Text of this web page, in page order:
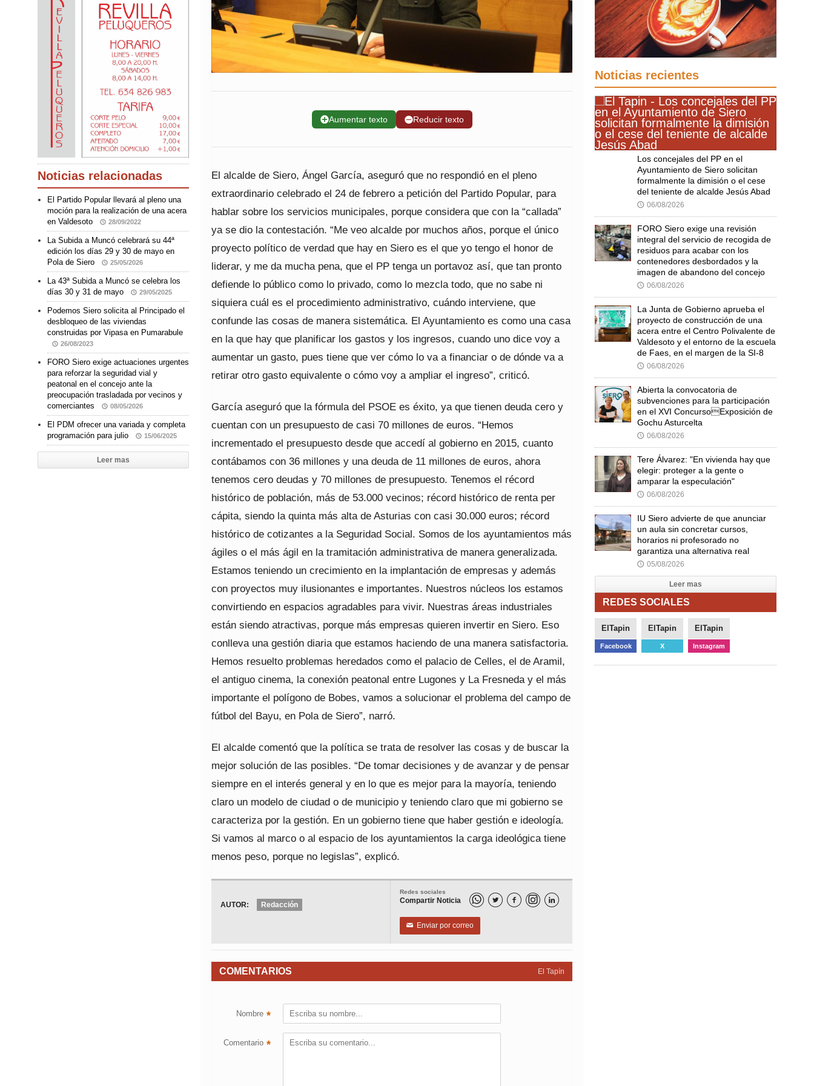
➕Aumentar texto ➖Reducir texto
El alcalde de Siero, Ángel García, aseguró que no respondió en el pleno
extraordinario celebrado el 24 de febrero a petición del Partido Popular, para
hablar sobre los servicios municipales, porque considera que con la “callada”
ya se dio la contestación. “Me veo alcalde por muchos años, porque el único
proyecto político de verdad que hay en Siero es el que yo tengo el honor de
liderar, y me da mucha pena, que el PP tenga un portavoz así, que tan pronto
defiende lo público como lo privado, como lo mezcla todo, que no sabe ni
siquiera cuál es el procedimiento administrativo, cuándo interviene, que
confunde las cosas de manera sistemática. El Ayuntamiento es como una casa
en la que hay que planificar los gastos y los ingresos, cuando uno dice voy a
aumentar un gasto, pues tiene que ver cómo lo va a financiar o de dónde va a
retirar otro gasto equivalente o cómo voy a ampliar el ingreso”, criticó.
García aseguró que la fórmula del PSOE es éxito, ya que tienen deuda cero y
cuentan con un presupuesto de casi 70 millones de euros. “Hemos
incrementado el presupuesto desde que accedí al gobierno en 2015, cuanto
contábamos con 36 millones y una deuda de 11 millones de euros, ahora
tenemos cero deudas y 70 millones de presupuesto. Tenemos el récord
histórico de población, más de 53.000 vecinos; récord histórico de renta per
cápita, siendo la quinta más alta de Asturias con casi 30.000 euros; récord
histórico de cotizantes a la Seguridad Social. Somos de los ayuntamientos más
ágiles o el más ágil en la tramitación administrativa de manera generalizada.
Estamos teniendo un crecimiento en la implantación de empresas y además
con proyectos muy ilusionantes e importantes. Nuestros núcleos los estamos
convirtiendo en espacios agradables para vivir. Nuestras áreas industriales
están siendo atractivas, porque más empresas quieren invertir en Siero. Eso
conlleva una gestión diaria que estamos haciendo de una manera satisfactoria.
Hemos resuelto problemas heredados como el palacio de Celles, el de Aramil,
el antiguo cinema, la conexión peatonal entre Lugones y La Fresneda y el más
importante el polígono de Bobes, vamos a solucionar el problema del campo de
fútbol del Bayu, en Pola de Siero”, narró.
El alcalde comentó que la política se trata de resolver las cosas y de buscar la
mejor solución de las posibles. “De tomar decisiones y de avanzar y de pensar
siempre en el interés general y en lo que es mejor para la mayoría, teniendo
claro un modelo de ciudad o de municipio y teniendo claro que mi gobierno se
caracteriza por la gestión. En un gobierno tiene que haber gestión e ideología.
Si vamos al marco o al espacio de los ayuntamientos la carga ideológica tiene
menos peso, porque no legislas”, explicó.
Redes sociales
Compartir Noticia   
✉ Enviar por correo
AUTOR: Redacción
El Tapín
COMENTARIOS
Nombre *
Comentario *
Noticias relacionadas
El Partido Popular llevará al pleno una
moción para la realización de una acera
en Valdesoto
28/09/2022
La Subida a Muncó celebrará su 44ª
edición los días 29 y 30 de mayo en
Pola de Siero
25/05/2026
La 43ª Subida a Muncó se celebra los
días 30 y 31 de mayo
29/05/2025
Podemos Siero solicita al Principado el
desbloqueo de las viviendas
construidas por Vipasa en Pumarabule
26/08/2023
FORO Siero exige actuaciones urgentes
para reforzar la seguridad vial y
peatonal en el concejo ante la
preocupación trasladada por vecinos y
comerciantes
08/05/2026
El PDM ofrecer una variada y completa
programación para julio
15/06/2025
Leer mas
Noticias recientes
Los concejales del PP en el
Ayuntamiento de Siero solicitan
formalmente la dimisión o el cese
del teniente de alcalde Jesús Abad
🕔 06/08/2026
FORO Siero exige una revisión
integral del servicio de recogida de
residuos para acabar con los
contenedores desbordados y la
imagen de abandono del concejo
🕔 06/08/2026
La Junta de Gobierno aprueba el
proyecto de construcción de una
acera entre el Centro Polivalente de
Valdesoto y el entorno de la escuela
de Faes, en el margen de la SI-8
🕔 06/08/2026
Abierta la convocatoria de
subvenciones para la participación
en el XVI ConcursoExposición de
Gochu Asturcelta
🕔 06/08/2026
Tere Álvarez: "En vivienda hay que
elegir: proteger a la gente o
amparar la especulación"
🕔 06/08/2026
IU Siero advierte de que anunciar
un aula sin concretar cursos,
horarios ni profesorado no
garantiza una alternativa real
🕔 05/08/2026
Leer mas
REDES SOCIALES
ElTapin
Facebook
ElTapin
X
ElTapin
Instagram